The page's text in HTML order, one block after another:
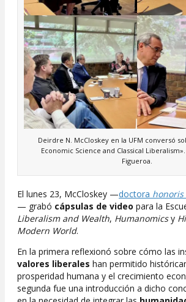
Deirdre N. McCloskey en la UFM conversó
Economic Science and Classical
Figueroa.
El lunes 23, McCloskey —doctora honoris
— grabó cápsulas de video para la
Liberalism and Wealth, Humanomicsy
Modern World.
En la primera reflexionó sobre cómo las
valores liberales han permitido
prosperidad humana y el crecimiento
segunda fue una introducción a dicho